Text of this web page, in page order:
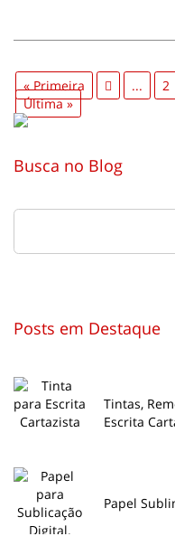
« Primeira ... 2
Última »
Busca no Blog
Posts em Destaque
Tintas,
Escrita
Papel